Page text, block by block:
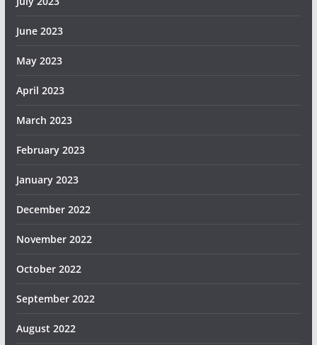
June 2023
May 2023
April 2023
March 2023
February 2023
January 2023
December 2022
November 2022
October 2022
September 2022
August 2022